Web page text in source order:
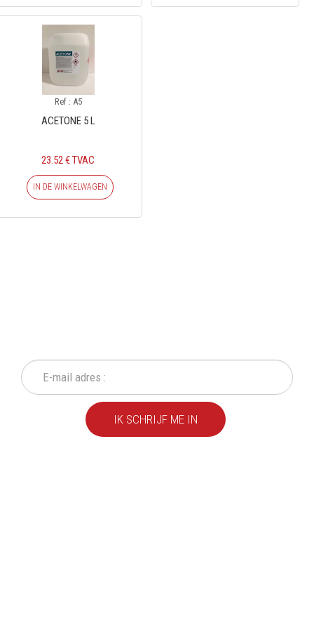
Ref : A5
ACETONE 5 L
23.52 € TVAC
IN DE WINKELWAGEN
IK SCHRIJF ME IN